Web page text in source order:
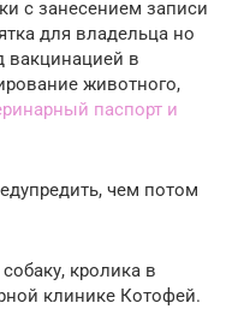
с занесением записи
для владельца но
вакцинацией в
животного,
паспорт и
чем потом
кролика в
клинике Котофей.